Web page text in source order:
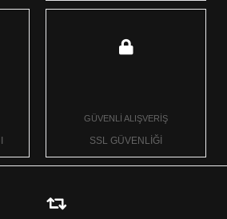
GÜVENLİ ALIŞVERİŞ
SSL GÜVENLİĞİ